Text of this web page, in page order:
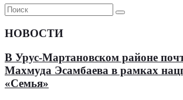
НОВОСТИ
В Урус-Мартановском районе
Махмуда Эсамбаева в рамках
«Семья»